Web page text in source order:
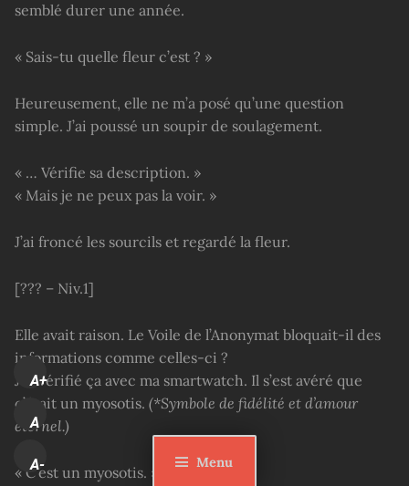
Menu
semblé durer une année.
« Sais-tu quelle fleur c’est ? »
Heureusement, elle ne m’a posé qu’une question
simple. J’ai poussé un soupir de soulagement.
« … Vérifie sa description. »
« Mais je ne peux pas la voir. »
J’ai froncé les sourcils et regardé la fleur.
[??? – Niv.1]
Elle avait raison. Le Voile de l’Anonymat bloquait-il des
informations comme celles-ci ?
J’ai vérifié ça avec ma smartwatch. Il s’est avéré que
c’était un myosotis. (*Symbole de fidélité et d’amour
éternel.)
« C’est un myosotis. »
A+
A
A-